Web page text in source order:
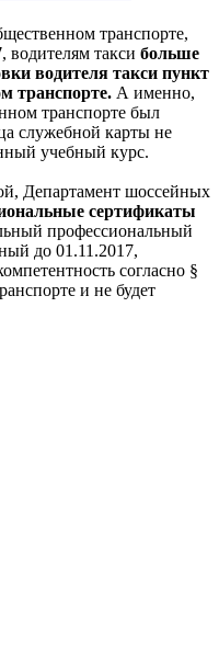
транспорте,
, водителям такси больше
водителя такси пункт
транспорте. А именно,
транспорте был
служебной карты не
учебный курс.
Департамент шоссейных
сертификаты
профессиональный
до 01.11.2017,
согласно §
и не будет